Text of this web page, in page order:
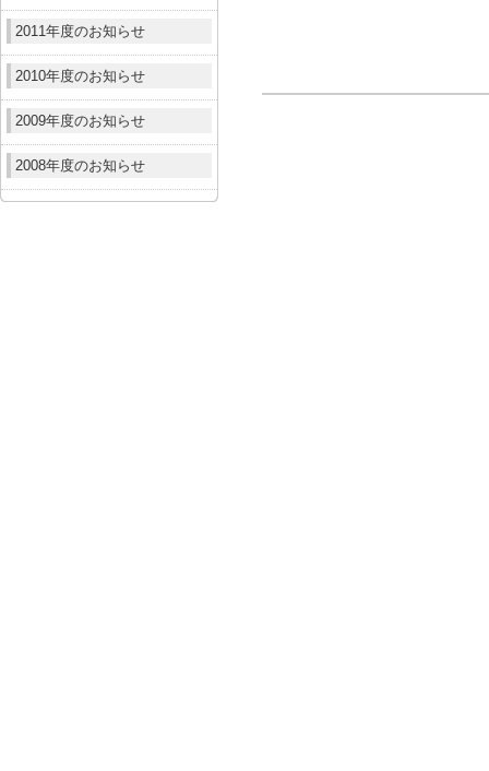
2011年度のお知らせ
2010年度のお知らせ
2009年度のお知らせ
2008年度のお知らせ